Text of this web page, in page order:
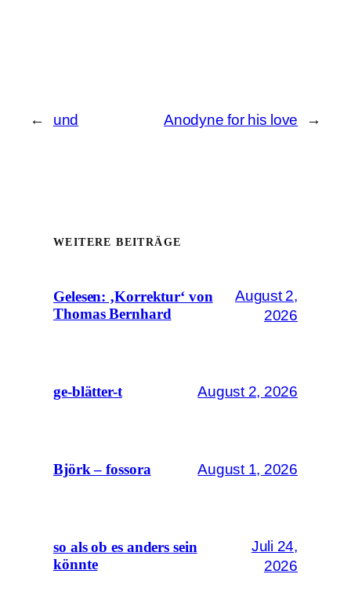
← und Anodyne for his love →
WEITERE BEITRÄGE
Gelesen: ‚Korrektur‘ von
Thomas Bernhard
August 2,
2026
ge-blätter-t August 2, 2026
Björk – fossora August 1, 2026
so als ob es anders sein
könnte
Juli 24,
2026